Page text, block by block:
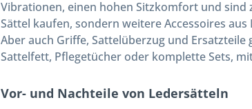
Vibrationen, einen hohen Sitzkomfort und
Sättel kaufen, sondern weitere Accessoires
Aber auch Griffe, Sattelüberzug und
Sattelfett, Pflegetücher oder komplette Sets,
Vor- und Nachteile von Ledersätteln